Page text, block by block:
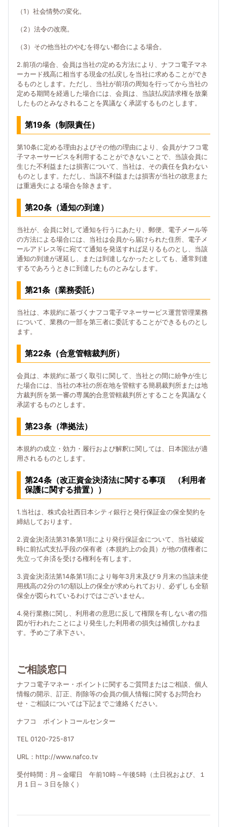
（1）社会情勢の変化。
（2）法令の改廃。
（3）その他当社のやむを得ない都合による場合。
2.前項の場合、会員は当社の定める方法により、ナフコ電子マネ
ーカード残高に相当する現金の払戻しを当社に求めることができ
るものとします。ただし、当社が前項の周知を行ってから当社の
定める期間を経過した場合には、会員は、当該払戻請求権を放棄
したものとみなされることを異議なく承諾するものとします。
第19条（制限責任）
第10条に定める理由およびその他の理由により、会員がナフコ電
子マネーサービスを利用することができないことで、当該会員に
生じた不利益または損害について、当社は、その責任を負わない
ものとします。ただし、当該不利益または損害が当社の故意また
は重過失による場合を除きます。
第20条（通知の到達）
当社が、会員に対して通知を行うにあたり、郵便、電子メール等
の方法による場合には、当社は会員から届けられた住所、電子メ
ールアドレス等に宛てて通知を発送すれば足りるものとし、当該
通知の到達が遅延し、または到達しなかったとしても、通常到達
するであろうときに到達したものとみなします。
第21条（業務委託）
当社は、本規約に基づくナフコ電子マネーサービス運営管理業務
について、業務の一部を第三者に委託することができるものとし
ます。
第22条（合意管轄裁判所）
会員は、本規約に基づく取引に関して、当社との間に紛争が生じ
た場合には、当社の本社の所在地を管轄する簡易裁判所または地
方裁判所を第一審の専属的合意管轄裁判所とすることを異議なく
承諾するものとします。
第23条（準拠法）
本規約の成立・効力・履行および解釈に関しては、日本国法が適
用されるものとします。
第24条（改正資金決済法に関する事項 （利用者
保護に関する措置））
1.当社は、株式会社西日本シティ銀行と発行保証金の保全契約を
締結しております。
2.資金決済法第31条第1項により発行保証金について、当社破綻
時に前払式支払手段の保有者（本規約上の会員）が他の債権者に
先立って弁済を受ける権利を有します。
3.資金決済法第14条第1項により毎年3月末及び９月末の当該未使
用残高の2分の1の額以上の保全が求められており、必ずしも全額
保全が図られているわけではございません。
4.発行業務に関し、利用者の意思に反して権限を有しない者の指
図が行われたことにより発生した利用者の損失は補償しかねま
す。予めご了承下さい。
ご相談窓口
ナフコ電子マネー・ポイントに関するご質問またはご相談、個人
情報の開示、訂正、削除等の会員の個人情報に関するお問合わ
せ・ご相談については下記までご連絡ください。
ナフコ ポイントコールセンター
TEL 0120-725-817
URL：http://www.nafco.tv
受付時間：月～金曜日 午前10時～午後5時（土日祝および、１
月１日～３日を除く）